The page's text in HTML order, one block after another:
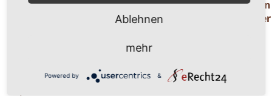
Haben Sie Fragen oder benötigen Hilfe ? Dann
rufen Sie uns einfach an unter der
0 8 2 4 1 / 8 0 2 9 1 7 1.
Wir freuen uns auf ihren Anruf!
Ablehnen
mehr
Powered by &